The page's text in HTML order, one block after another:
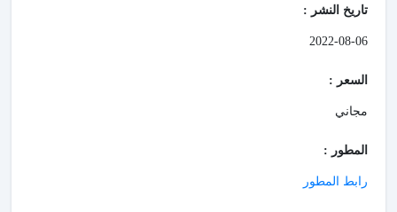
تاريخ النشر :
2022-08-06
السعر :
مجاني
المطور :
رابط المطور